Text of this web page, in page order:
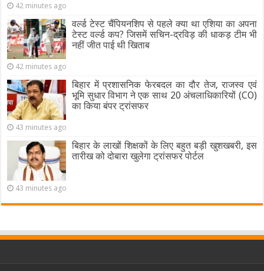
42 minutes ago
वर्ल्ड टेस्ट चैंपियनशिप से पहले क्या था एशिया का अपना
टेस्ट वर्ल्ड कप? जिसमें सचिन-द्रविड़ की धाकड़ टीम भी
नहीं जीत पाई थी खिताब
42 minutes ago
बिहार में प्रशासनिक फेरबदल का दौर तेज, राजस्व एवं
भूमि सुधार विभाग ने एक साथ 20 अंचलाधिकारियों (CO)
का किया बंपर ट्रांसफर
43 minutes ago
बिहार के लाखों शिक्षकों के लिए बहुत बड़ी खुशखबरी, इस
तारीख को दोबारा खुलेगा ट्रांसफर पोर्टल
43 minutes ago